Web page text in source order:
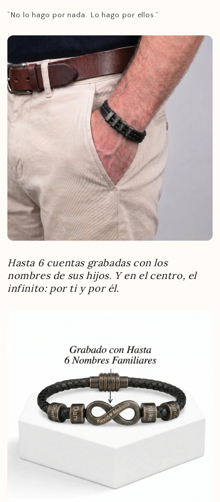
“No lo hago por nada. Lo hago por ellos.”
Hasta 6 cuentas grabadas con los
nombres de sus hijos. Y en el centro, el
infinito: por ti y por él.